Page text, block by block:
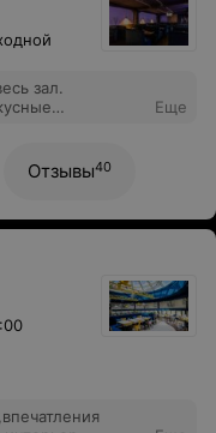
зал.
и
просьбах.
Еще
Отзывы40